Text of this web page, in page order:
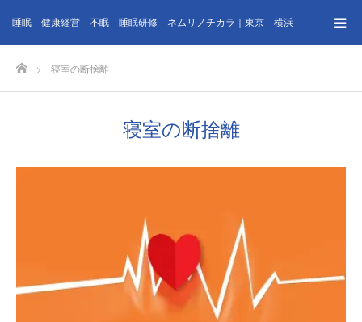
睡眠 健康経営 不眠 睡眠研修 ネムリノチカラ｜東京 横浜
ホーム
寝室の断捨離
寝室の断捨離